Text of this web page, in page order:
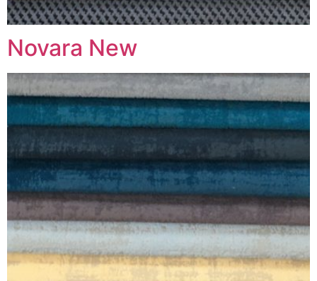
Novara New